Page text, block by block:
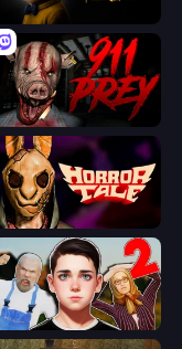
The Cat in Yellow
911: Prey
Horror Tale
Schoolboy Escape 2